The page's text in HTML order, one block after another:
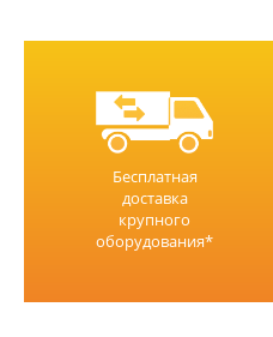
Бесплатная
доставка
крупного
оборудования*